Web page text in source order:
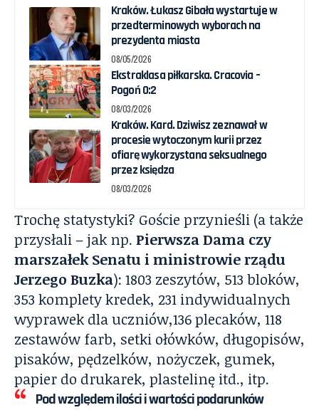
Kraków. Łukasz Gibała wystartuje w
przedterminowych wyborach na
prezydenta miasta
08/05/2026
Ekstraklasa piłkarska. Cracovia –
Pogoń 0:2
08/03/2026
Kraków. Kard. Dziwisz zeznawał w
procesie wytoczonym kurii przez
ofiarę wykorzystana seksualnego
przez księdza
08/03/2026
Trochę statystyki? Goście przynieśli (a także
przysłali – jak np. Pierwsza Dama czy
marszałek Senatu i ministrowie rządu
Jerzego Buzka): 1803 zeszytów, 513 bloków,
353 komplety kredek, 231 indywidualnych
wyprawek dla uczniów,136 plecaków, 118
zestawów farb, setki ołówków, długopisów,
pisaków, pędzelków, nożyczek, gumek,
papier do drukarek, plastelinę itd., itp.
Pod względem ilości i wartości podarunków